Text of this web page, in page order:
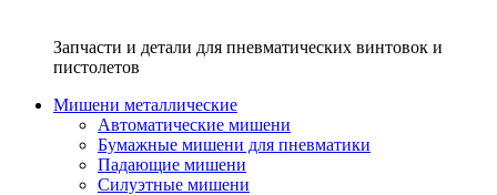
Запчасти и детали для пневматических винтовок и
пистолетов
Мишени металлические
Автоматические мишени
Бумажные мишени для пневматики
Падающие мишени
Силуэтные мишени